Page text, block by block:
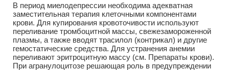
В период миелодепрессии необходима адекватная
заместительная терапия клеточными компонентами
крови. Для купирования кровоточивости используют
переливание тромбоцитной массы, свежезамороженной
плазмы, а также вводят трасилол (контрикал) и другие
гемостатические средства. Для устранения анемии
переливают эритроцитную массу (см. Препараты крови).
При агранулоцитозе решающая роль в предупреждении